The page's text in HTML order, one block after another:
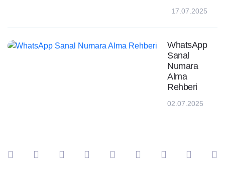
17.07.2025
WhatsApp
Sanal
Numara
Alma
Rehberi
02.07.2025